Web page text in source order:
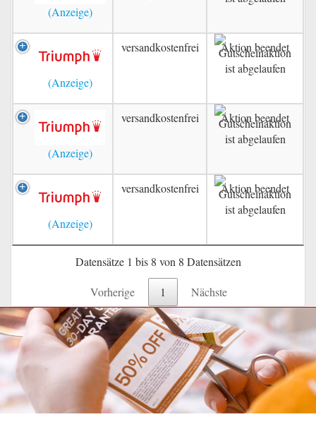
versandkostenfrei Aktion beendet
versandkostenfrei Aktion beendet
versandkostenfrei Aktion beendet
Datensätze 1 bis 8 von 8 Datensätzen
Vorherige 1 Nächste